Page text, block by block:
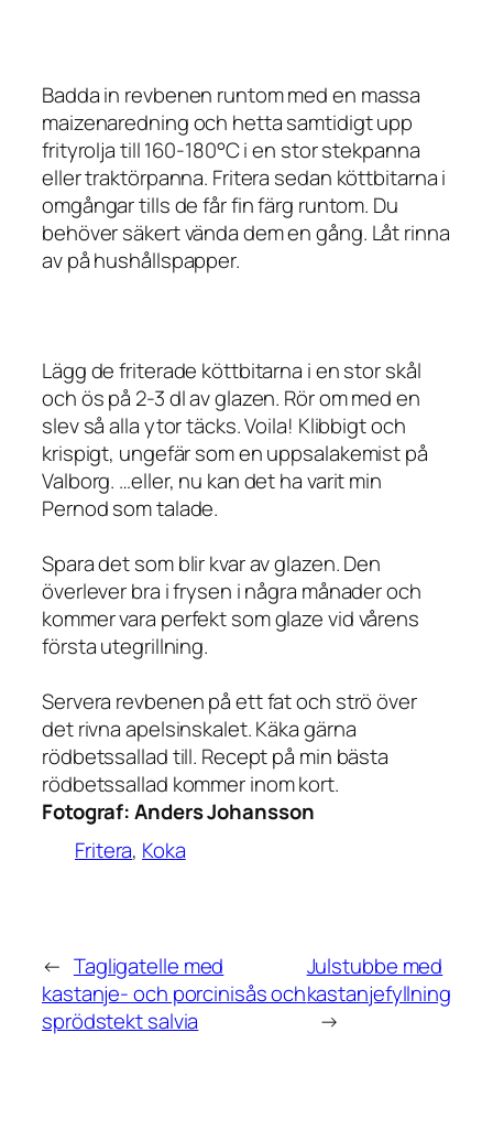
Badda in revbenen runtom med en massa
maizenaredning och hetta samtidigt upp
frityrolja till 160-180°C i en stor stekpanna
eller traktörpanna. Fritera sedan köttbitarna i
omgångar tills de får fin färg runtom. Du
behöver säkert vända dem en gång. Låt rinna
av på hushållspapper.
Lägg de friterade köttbitarna i en stor skål
och ös på 2-3 dl av glazen. Rör om med en
slev så alla ytor täcks. Voila! Klibbigt och
krispigt, ungefär som en uppsalakemist på
Valborg. …eller, nu kan det ha varit min
Pernod som talade.
Spara det som blir kvar av glazen. Den
överlever bra i frysen i några månader och
kommer vara perfekt som glaze vid vårens
första utegrillning.
Servera revbenen på ett fat och strö över
det rivna apelsinskalet. Käka gärna
rödbetssallad till. Recept på min bästa
rödbetssallad kommer inom kort.
Fotograf:Anders Johansson
Fritera, Koka
← Tagligatelle med
kastanje- och porcinisås och
sprödstekt salvia
Julstubbe med
kastanjefyllning
→